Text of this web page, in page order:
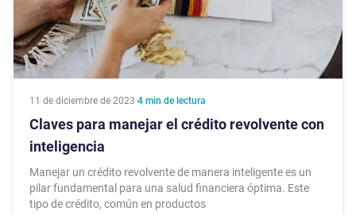
11 de diciembre de 2023·4 min de lectura
Claves para manejar el crédito revolvente con
inteligencia
Manejar un crédito revolvente de manera inteligente es un
pilar fundamental para una salud financiera óptima. Este
tipo de crédito, común en productos